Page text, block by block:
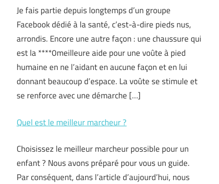
Je fais partie depuis longtemps d’un groupe
Facebook dédié à la santé, c’est-à-dire pieds nus,
arrondis. Encore une autre façon : une chaussure qui
est la ****0meilleure aide pour une voûte à pied
humaine en ne l’aidant en aucune façon et en lui
donnant beaucoup d’espace. La voûte se stimule et
se renforce avec une démarche […]
Quel est le meilleur marcheur ?
Choisissez le meilleur marcheur possible pour un
enfant ? Nous avons préparé pour vous un guide.
Par conséquent, dans l’article d’aujourd’hui, nous